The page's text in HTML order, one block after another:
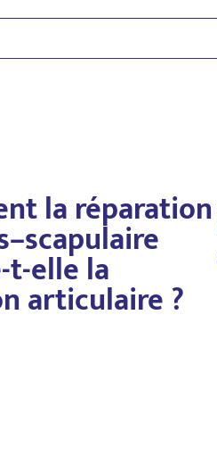
la réparation
elle la
articulaire ?